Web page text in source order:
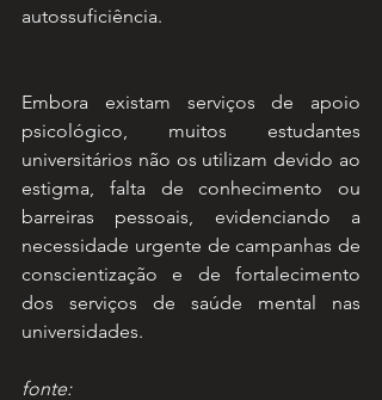
autossuficiência.
Embora existam serviços de apoio
psicológico, muitos estudantes
universitários não os utilizam devido ao
estigma, falta de conhecimento ou
barreiras pessoais, evidenciando a
necessidade urgente de campanhas de
conscientização e de fortalecimento
dos serviços de saúde mental nas
universidades.
fonte: